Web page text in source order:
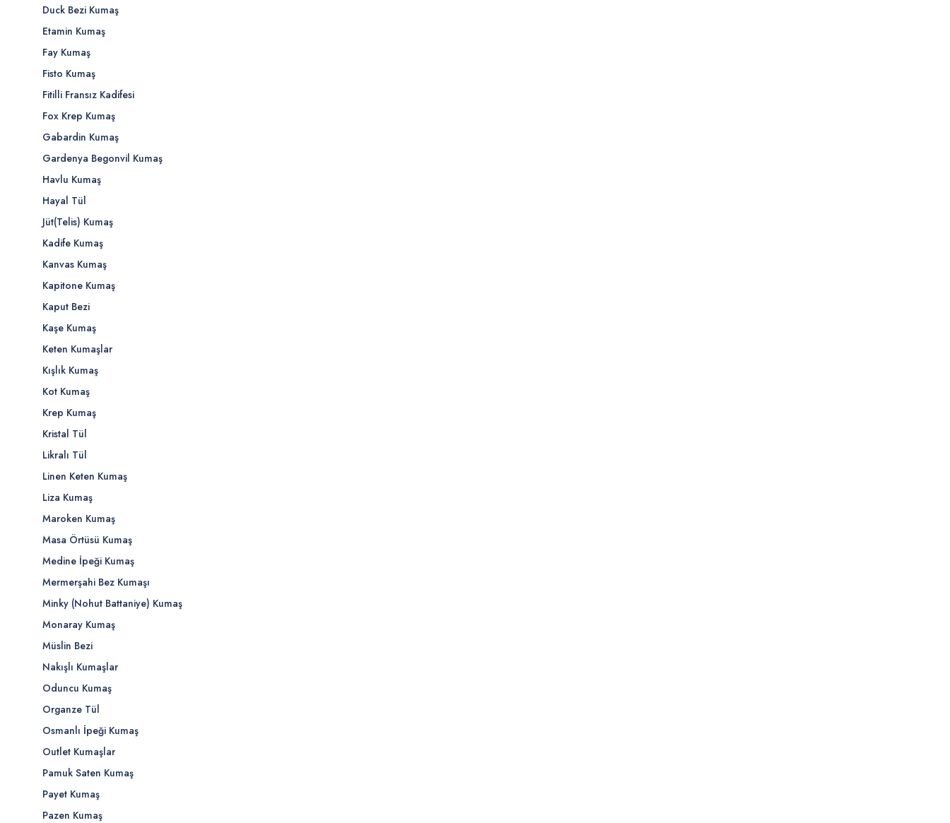
Duck Bezi Kumaş
Etamin Kumaş
Fay Kumaş
Fisto Kumaş
Fitilli Fransız Kadifesi
Fox Krep Kumaş
Gabardin Kumaş
Gardenya Begonvil Kumaş
Havlu Kumaş
Hayal Tül
Jüt(Telis) Kumaş
Kadife Kumaş
Kanvas Kumaş
Kapitone Kumaş
Kaput Bezi
Kaşe Kumaş
Keten Kumaşlar
Kışlık Kumaş
Kot Kumaş
Krep Kumaş
Kristal Tül
Likralı Tül
Linen Keten Kumaş
Liza Kumaş
Maroken Kumaş
Masa Örtüsü Kumaş
Medine İpeği Kumaş
Mermerşahi Bez Kumaşı
Minky (Nohut Battaniye) Kumaş
Monaray Kumaş
Müslin Bezi
Nakışlı Kumaşlar
Oduncu Kumaş
Organze Tül
Osmanlı İpeği Kumaş
Outlet Kumaşlar
Pamuk Saten Kumaş
Payet Kumaş
Pazen Kumaş